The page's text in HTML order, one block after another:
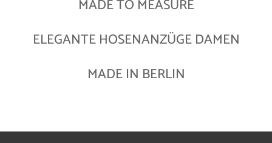
MADE TO MEASURE
ELEGANTE HOSENANZÜGE DAMEN
MADE IN BERLIN